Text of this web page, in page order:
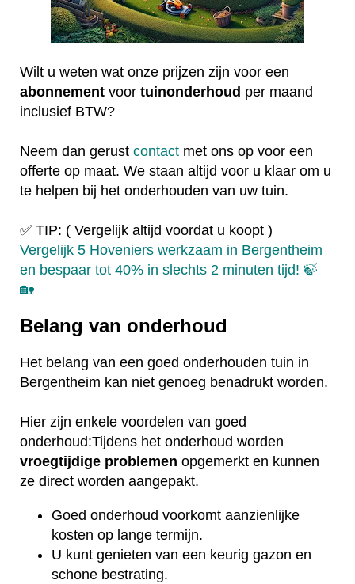
Wilt u weten wat onze prijzen zijn voor een
abonnement voor tuinonderhoud per maand
inclusief BTW?
Neem dan gerust contact met ons op voor een
offerte op maat. We staan altijd voor u klaar om u
te helpen bij het onderhouden van uw tuin.
✅ TIP: ( Vergelijk altijd voordat u koopt )
Vergelijk 5 Hoveniers werkzaam in Bergentheim
en bespaar tot 40% in slechts 2 minuten tijd! 🍃
🏡
Belang van onderhoud
Het belang van een goed onderhouden tuin in
Bergentheim kan niet genoeg benadrukt worden.
Hier zijn enkele voordelen van goed
onderhoud:Tijdens het onderhoud worden
vroegtijdige problemen opgemerkt en kunnen
ze direct worden aangepakt.
Goed onderhoud voorkomt aanzienlijke
kosten op lange termijn.
U kunt genieten van een keurig gazon en
schone bestrating.